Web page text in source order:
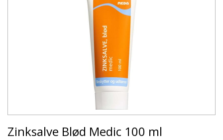
Zinksalve Blød Medic 100 ml